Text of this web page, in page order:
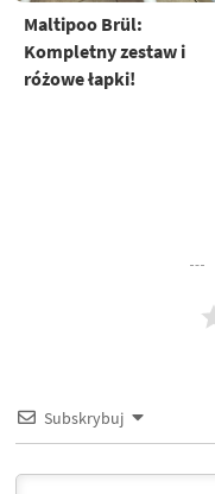
Maltipoo Brül:
Kompletny zestaw i
różowe łapki!
Subskrybuj